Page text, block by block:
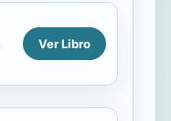
Ver Libro